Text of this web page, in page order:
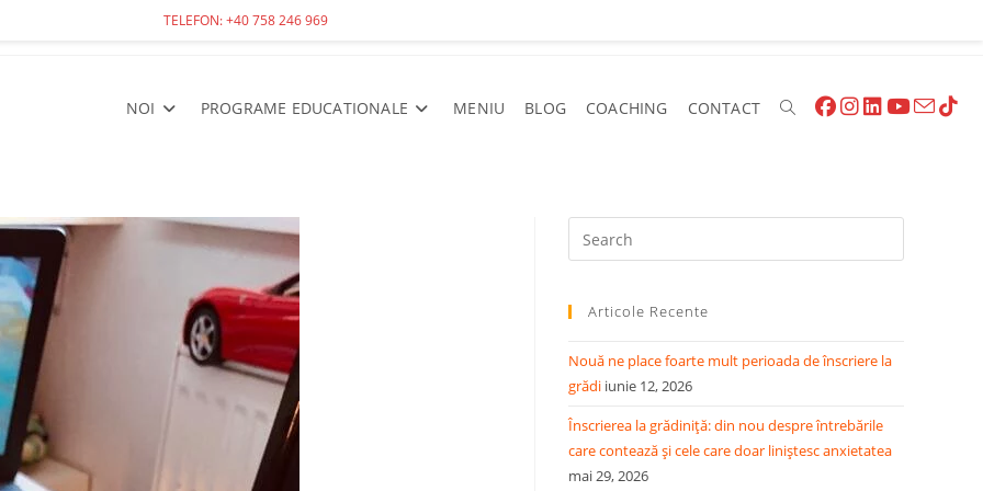
TELEFON: +40 758 246 969
NOI PROGRAME EDUCATIONALE MENIU BLOG COACHING CONTACT Toggle
Escape
Articole Recente
Nouă ne place foarte mult perioada de înscriere la
grădi iunie 12, 2026
Înscrierea la grădiniță: din nou despre întrebările
care contează și cele care doar liniștesc anxietatea
mai 29, 2026